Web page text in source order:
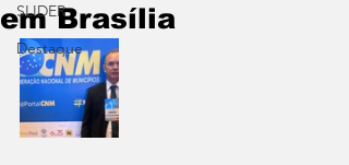
SLIDER
Destaque
em Brasília